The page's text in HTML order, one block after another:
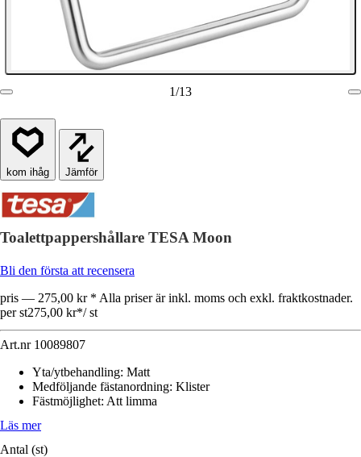
1/13
Jämför
Toalettpappershållare TESA Moon
Bli den första att recensera
pris — 275,00 kr * Alla priser är inkl. moms och exkl. fraktkostnader.
per st275,00 kr*/ st
Art.nr 10089807
Yta/ytbehandling: Matt
Medföljande fästanordning: Klister
Fästmöjlighet: Att limma
Läs mer
Antal (st)